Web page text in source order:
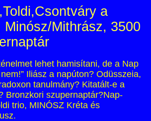
a
Minósz/Mithrász, 3500
lehet hamisítani, de a Nap
Iliász a napúton? Odüsszeia,
tanulmány? Kitatált-e a
Bronzkori szupernaptár?Nap-
trio, MINÓSZ Kréta és